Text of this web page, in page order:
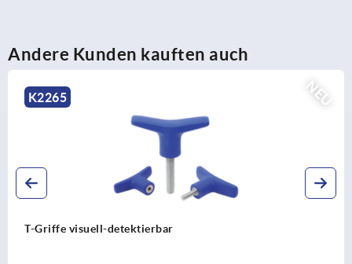
Andere Kunden kauften auch
T-Griffe metall-detektierbar